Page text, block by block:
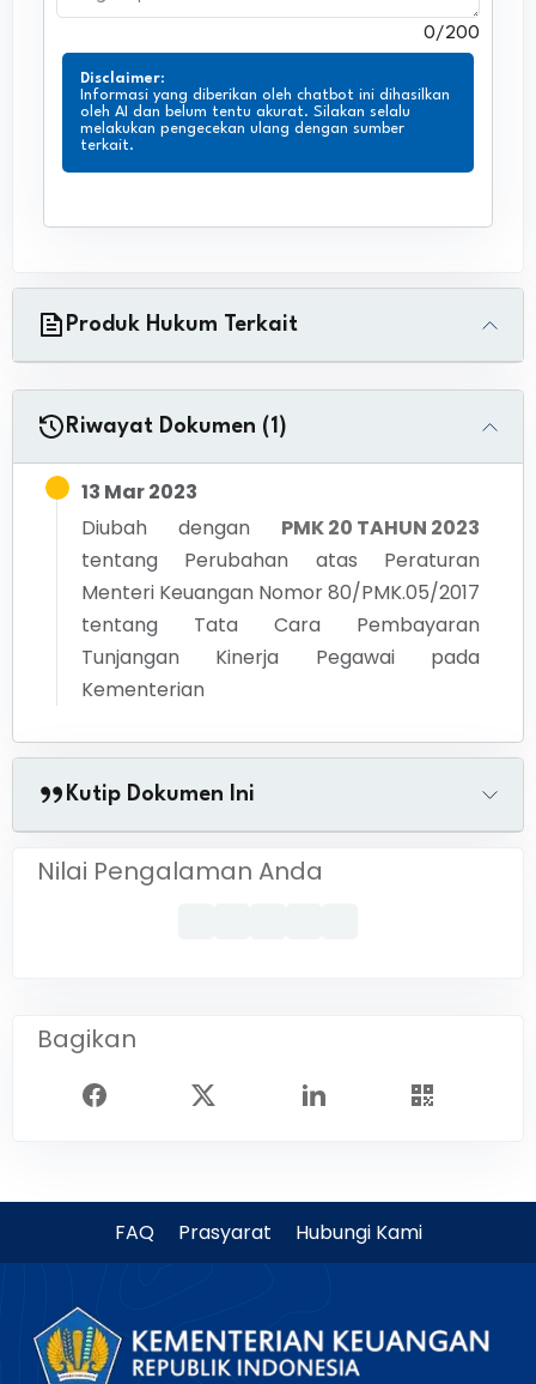
0/200
Disclaimer:
Informasi yang diberikan oleh chatbot ini dihasilkan
oleh AI dan belum tentu akurat. Silakan selalu
melakukan pengecekan ulang dengan sumber
terkait.
Produk Hukum Terkait
Riwayat Dokumen (1)
13 Mar 2023
Diubah dengan
PMK 20 TAHUN 2023
tentang Perubahan atas Peraturan
Menteri Keuangan Nomor 80/PMK.05/2017
tentang Tata Cara Pembayaran
Tunjangan Kinerja Pegawai pada
Kementerian
Kutip Dokumen Ini
Nilai Pengalaman Anda
Bagikan
FAQ Prasyarat Hubungi Kami